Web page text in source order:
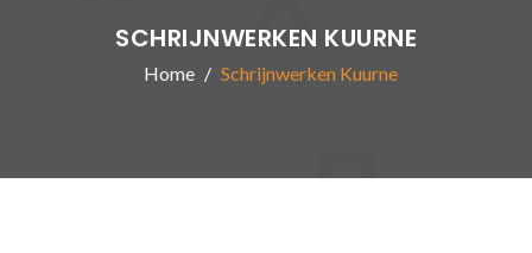
SCHRIJNWERKEN KUURNE
Home Schrijnwerken Kuurne